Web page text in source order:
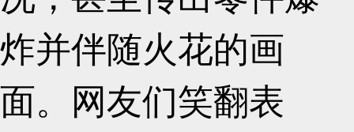
炸并伴随火花的画
面。网友们笑翻表